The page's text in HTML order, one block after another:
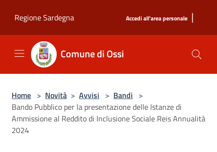
Regione Sardegna
Accedi all'area personale |
Comune di Ossi
Home > Novità > Avvisi > Bandi >
Bando Pubblico per la presentazione delle Istanze di
Ammissione al Reddito di Inclusione Sociale Reis Annualità
2024